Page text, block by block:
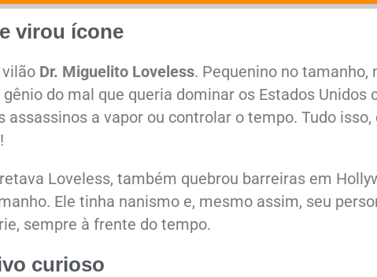
virou ícone
Dr. Miguelito Loveless. Pequenino no tamanho,
do mal que queria dominar os Estados Unidos
assassinos a vapor ou controlar o tempo. Tudo isso,
Loveless, também quebrou barreiras em
Ele tinha nanismo e, mesmo assim, seu
sempre à frente do tempo.
curioso